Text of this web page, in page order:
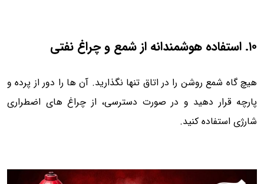
۱۰. استفاده هوشمندانه از شمع و چراغ نفتی
هیچ گاه شمع روشن را در اتاق تنها نگذارید. آن ها را دور از پرده و
پارچه قرار دهید و در صورت دسترسی، از چراغ های اضطراری
شارژی استفاده کنید.